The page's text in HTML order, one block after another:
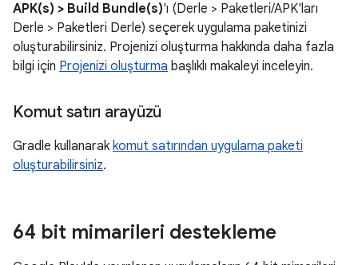
APK(s) > Build Bundle(s)'ı (Derle > Paketleri/APK'ları
Derle > Paketleri Derle) seçerek uygulama paketinizi
oluşturabilirsiniz. Projenizi oluşturma hakkında daha fazla
bilgi için Projenizi oluşturma başlıklı makaleyi inceleyin.
Komut satırı arayüzü
Gradle kullanarak komut satırından uygulama paketi
oluşturabilirsiniz.
64 bit mimarileri destekleme